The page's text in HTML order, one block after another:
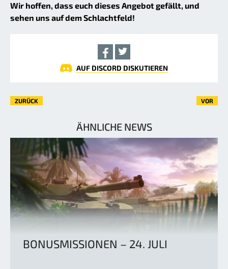
Wir hoffen, dass euch dieses Angebot gefällt, und
sehen uns auf dem Schlachtfeld!
AUF DISCORD DISKUTIEREN
ZURÜCK VOR
ÄHNLICHE NEWS
BONUSMISSIONEN – 24. JULI